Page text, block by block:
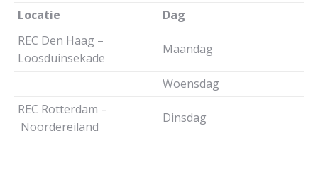
Locatie
Dag
REC Den Haag –
Loosduinsekade
Maandag
Woensdag
REC Rotterdam –
Noordereiland
Dinsdag